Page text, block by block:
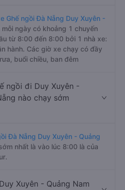
Ghế ngồi Đà Nẵng Duy Xuyên -
ngày có khoảng 1 chuyến
từ 8:00 đến 8:00 bởi 1 nhà xe:
hành. Các giờ xe chạy có đầy
buổi chiều, ban đêm
ngồi đi Duy Xuyên -
nào chạy sớm
Đà Nẵng Duy Xuyên - Quảng
nhất là vào lúc 8:00 là của
Xuyên - Quảng Nam